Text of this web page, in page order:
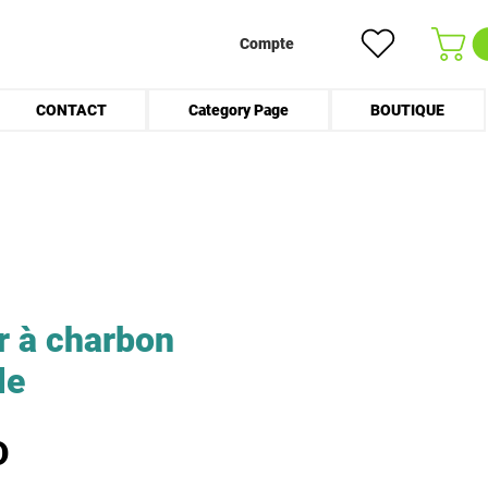
Compte
CONTACT Category Page BOUTIQUE
à charbon
Prix